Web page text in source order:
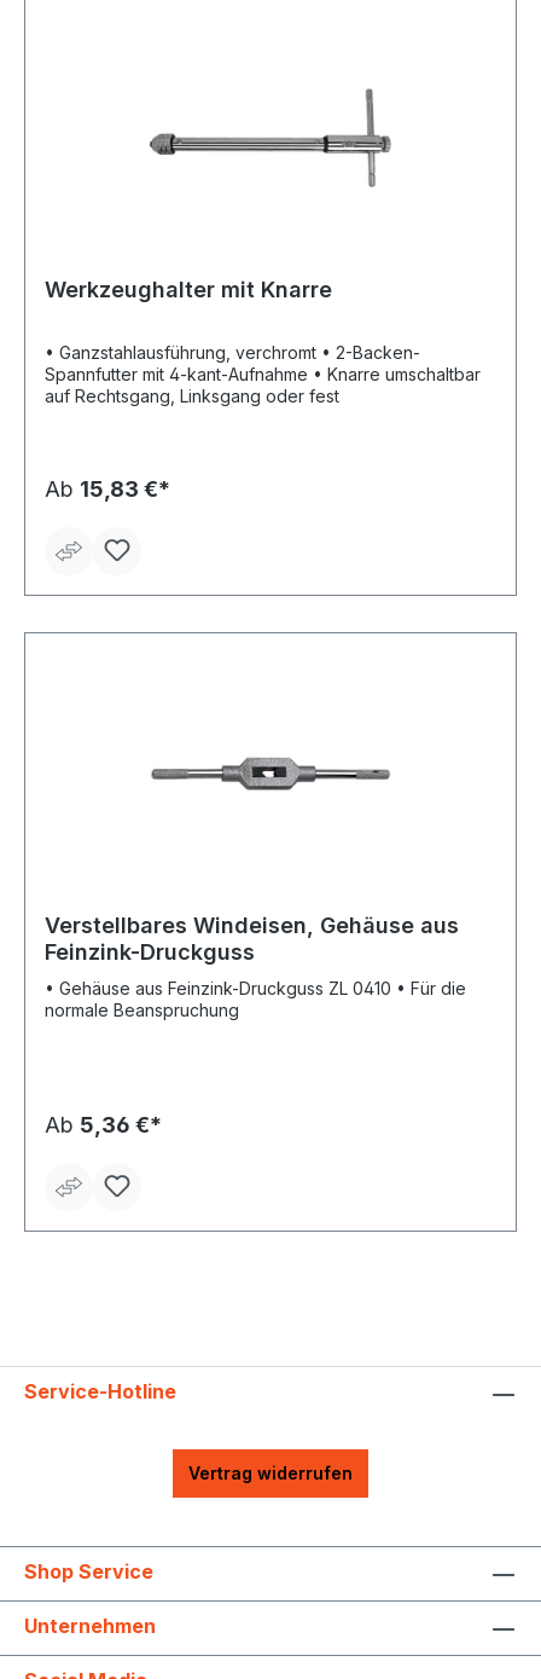
Werkzeughalter mit Knarre
• Ganzstahlausführung, verchromt • 2-Backen-
Spannfutter mit 4-kant-Aufnahme • Knarre umschaltbar
auf Rechtsgang, Linksgang oder fest
Ab 15,83 €*
Verstellbares Windeisen, Gehäuse aus
Feinzink-Druckguss
• Gehäuse aus Feinzink-Druckguss ZL 0410 • Für die
normale Beanspruchung
Ab 5,36 €*
Service-Hotline
Vertrag widerrufen
Shop Service
Unternehmen